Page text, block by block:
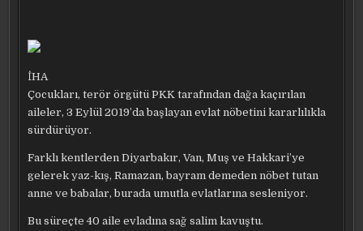
İHA
Çocukları, terör örgütü PKK tarafından dağa kaçırılan
aileler, 3 Eylül 2019’da başlayan evlat nöbetini kararlılıkla
sürdürüyor.
Farklı kentlerden Diyarbakır, Van, Muş ve Hakkari’ye
gelerek yaz-kış, Ramazan, bayram demeden nöbet tutan
anne ve babalar, burada umutla evlatlarına sesleniyor.
Bu süreçte 40 aile evladına sağ salim kavuştu.